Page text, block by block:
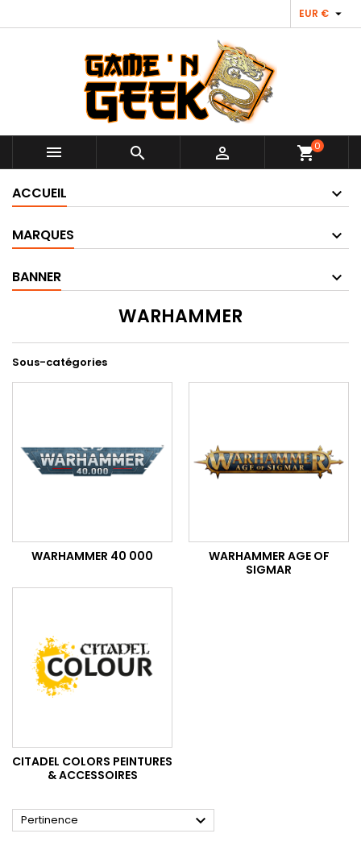
EUR € 
   shopping_cart0
ACCUEIL
MARQUES
BANNER
WARHAMMER
Sous-catégories
WARHAMMER 40 000
WARHAMMER AGE OF
SIGMAR
CITADEL COLORS PEINTURES
& ACCESSOIRES
Pertinence 